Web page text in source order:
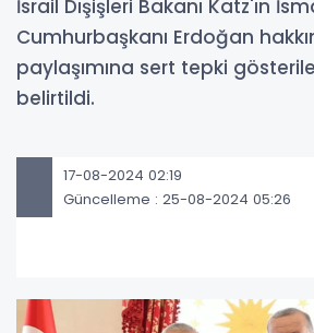
İsrail Dışişleri Bakanı Katz'ın
Cumhurbaşkanı Erdoğan
paylaşımına sert tepki
belirtildi.
17-08-2024 02:19
Güncelleme : 25-08-2024 05:26